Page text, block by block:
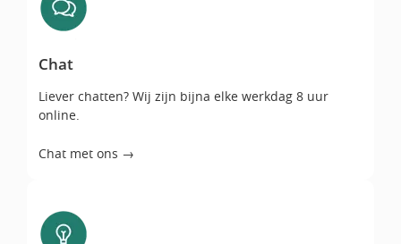
Chat
Liever chatten? Wij zijn bijna elke werkdag 8 uur
online.
Chat met ons →